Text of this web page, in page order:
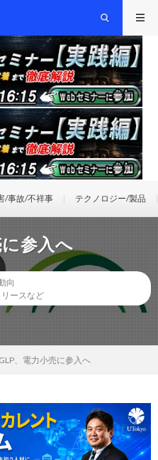
/事故/不祥事 テクノロジー/製品
参入へ
向
ースなど
、電力小売に参入へ